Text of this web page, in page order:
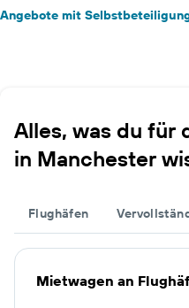
Angebote mit
Alles, was du für
in Manchester
Flughäfen
Mietwagen an